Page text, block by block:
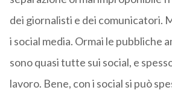
dei giornalisti e dei comunicatori.
i social media. Ormai le pubbliche
sono quasi tutte sui social, e
lavoro. Bene, con i social si può